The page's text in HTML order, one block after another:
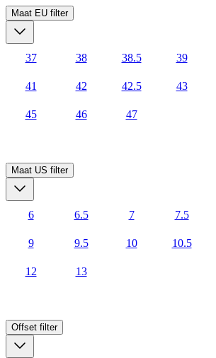
Maat EU filter
37 38 38.5 39
41 42 42.5 43
45 46 47
Maat US filter
6 6.5 7 7.5
9 9.5 10 10.5
12 13
Offset filter